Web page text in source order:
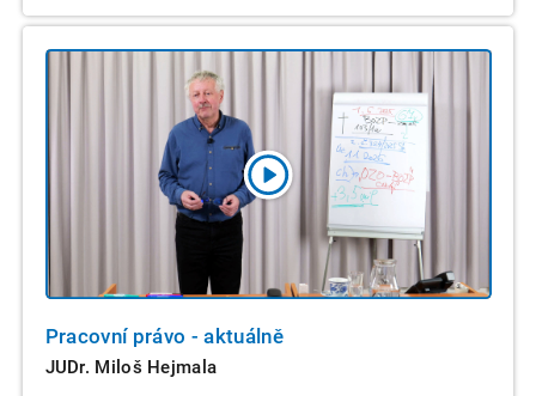
Pracovní právo - aktuálně
JUDr. Miloš Hejmala